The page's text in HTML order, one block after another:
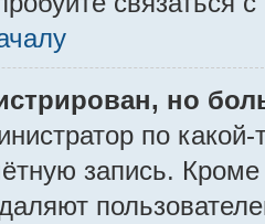
но
по
запись.